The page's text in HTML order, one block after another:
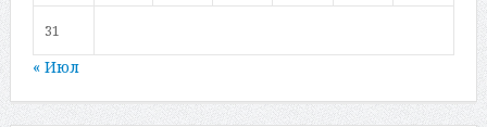
31
« Июл